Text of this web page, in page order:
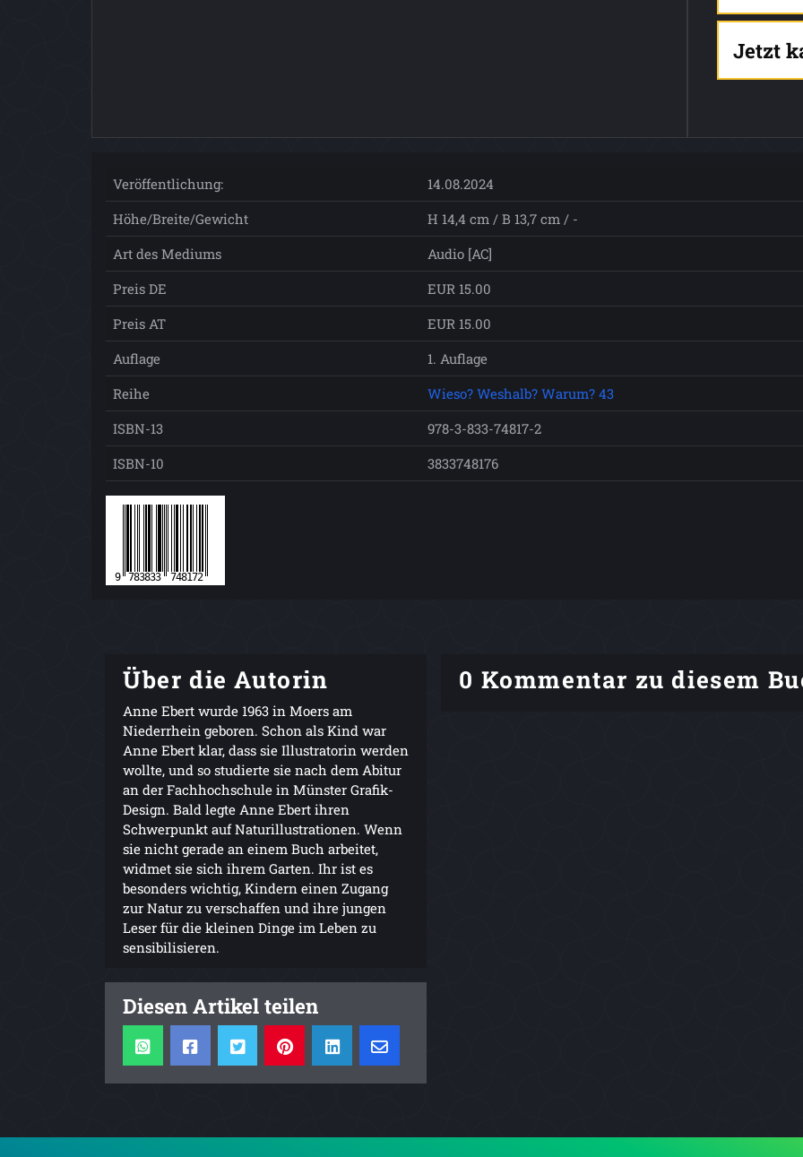
Jetzt
Veröffentlichung:
14.08.2024
Höhe/Breite/Gewicht
H 14,4 cm / B 13,7 cm / -
Art des Mediums
Audio [AC]
Preis DE
EUR 15.00
Preis AT
EUR 15.00
Auflage
1. Auflage
Reihe
Wieso? Weshalb? Warum? 43
ISBN-13
978-3-833-74817-2
ISBN-10
3833748176
Über die Autorin
Anne Ebert wurde 1963 in Moers am
Niederrhein geboren. Schon als Kind war
Anne Ebert klar, dass sie Illustratorin werden
wollte, und so studierte sie nach dem Abitur
an der Fachhochschule in Münster Grafik-
Design. Bald legte Anne Ebert ihren
Schwerpunkt auf Naturillustrationen. Wenn
sie nicht gerade an einem Buch arbeitet,
widmet sie sich ihrem Garten. Ihr ist es
besonders wichtig, Kindern einen Zugang
zur Natur zu verschaffen und ihre jungen
Leser für die kleinen Dinge im Leben zu
sensibilisieren.
Diesen Artikel teilen
0 Kommentar zu diesem